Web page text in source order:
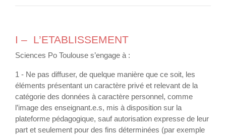
I – L’ETABLISSEMENT
Sciences Po Toulouse s’engage à :
1 - Ne pas diffuser, de quelque manière que ce soit, les
éléments présentant un caractère privé et relevant de la
catégorie des données à caractère personnel, comme
l’image des enseignant.e.s, mis à disposition sur la
plateforme pédagogique, sauf autorisation expresse de leur
part et seulement pour des fins déterminées (par exemple